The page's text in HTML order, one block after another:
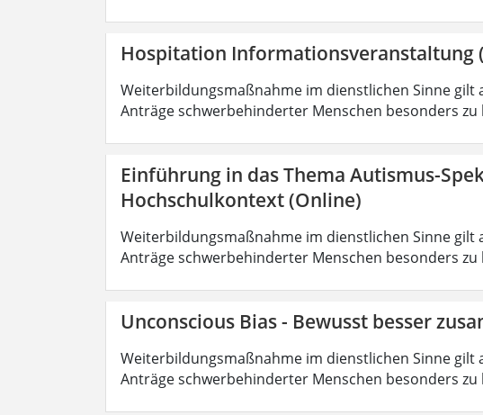
Hospitation Informationsveranstaltung
Weiterbildungsmaßnahme im dienstlichen Sinne
Anträge schwerbehinderter Menschen besonders zu
Einführung in das Thema Autismus-
Hochschulkontext (Online)
Weiterbildungsmaßnahme im dienstlichen Sinne
Anträge schwerbehinderter Menschen besonders zu
Unconscious Bias - Bewusst besser
Weiterbildungsmaßnahme im dienstlichen Sinne
Anträge schwerbehinderter Menschen besonders zu